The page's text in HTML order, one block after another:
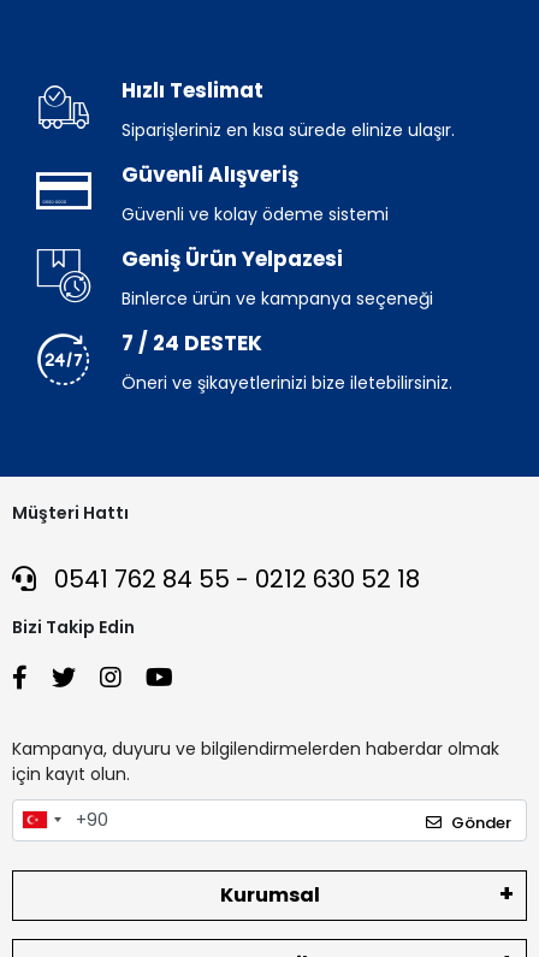
Hızlı Teslimat
Siparişleriniz en kısa sürede elinize ulaşır.
Güvenli Alışveriş
Güvenli ve kolay ödeme sistemi
Geniş Ürün Yelpazesi
Binlerce ürün ve kampanya seçeneği
7 / 24 DESTEK
Öneri ve şikayetlerinizi bize iletebilirsiniz.
Müşteri Hattı
0541 762 84 55 - 0212 630 52 18
Bizi Takip Edin
Kampanya, duyuru ve bilgilendirmelerden haberdar olmak
için kayıt olun.
Gönder
Kurumsal